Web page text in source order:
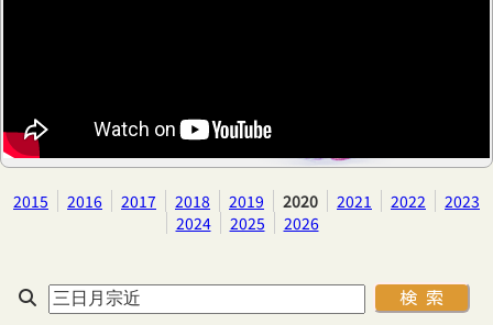
2015 2016 2017 2018 2019 2020 2021 2022
2023
2024
2025 2026